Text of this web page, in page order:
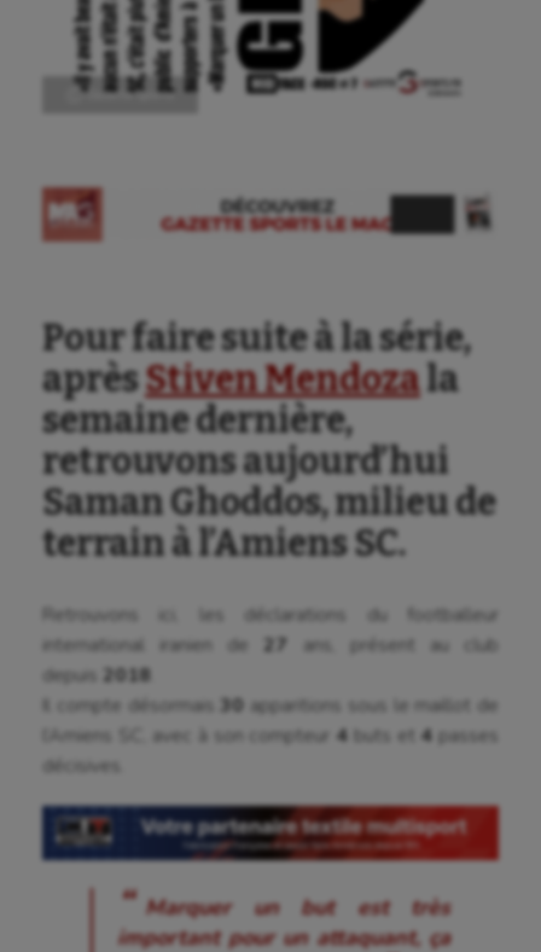
Ⓒ Gazette Sports
Pour faire suite à la série,
aprèsStiven Mendozala
semaine dernière,
retrouvons aujourd’hui
Saman Ghoddos, milieu de
terrain à l’Amiens SC.
Retrouvons ici, les déclarations du footballeur
international iranien de 27
ans, présent au club
depuis 2018
Il compte désormais 30 apparitions sous le maillot de
l’Amiens SC, avec à son compteur 4 buts et 4 passes
décisives.
Marquer un but est très
important pour un attaquant, ça